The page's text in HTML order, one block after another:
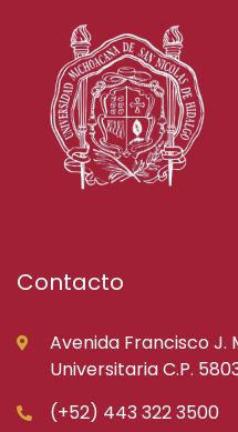
Contacto
Avenida Francisco J.
Universitaria C.P.
(+52) 443 322 3500